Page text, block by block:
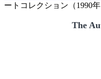
ートコレクション（1990年
The